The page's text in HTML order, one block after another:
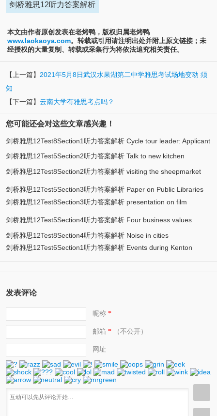
剑桥雅思12听力答案解析
本文由作者原创发表在老烤鸭，版权归属老烤鸭
www.laokaoya.com。转载或引用请注明出处并附上原文链接；未
经授权的大量复制、转载或采集行为将依法追究相关责任。
【上一篇】 2021年5月8日武汉水果湖第二中学雅思考试场地变动 须
知
【下一篇】 云南大学有雅思考点吗？
您可能还会对这些文章感兴趣！
剑桥雅思12Test8Section1听力答案解析 Cycle tour leader: Applicant
enquiry
剑桥雅思12Test5Section2听力答案解析 Talk to new kitchen
assistants
剑桥雅思12Test8Section2听力答案解析 visiting the sheepmarket
area
剑桥雅思12Test5Section3听力答案解析 Paper on Public Libraries
剑桥雅思12Test8Section3听力答案解析 presentation on film
adaptation of Shakespeare’s plays
剑桥雅思12Test5Section4听力答案解析 Four business values
剑桥雅思12Test8Section4听力答案解析 Noise in cities
剑桥雅思12Test6Section1听力答案解析 Events during Kenton
发表评论
昵称*
邮箱 *（不公开）
网址